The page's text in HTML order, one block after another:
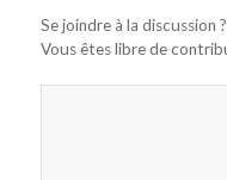
Se joindre à la discussion ?
Vous êtes libre de